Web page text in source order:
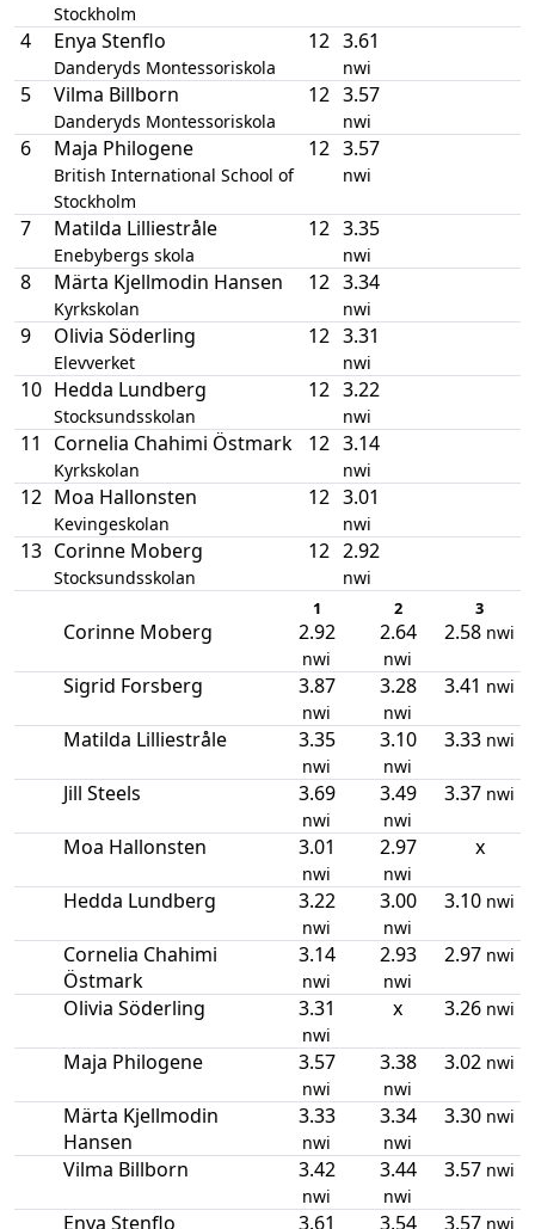
Stockholm
4 Enya Stenflo
Danderyds Montessoriskola
12 3.61
nwi
5 Vilma Billborn
Danderyds Montessoriskola
12 3.57
nwi
6 Maja Philogene
British International School of
Stockholm
12 3.57
nwi
7 Matilda Lilliestråle
Enebybergs skola
12 3.35
nwi
8 Märta Kjellmodin Hansen
Kyrkskolan
12 3.34
nwi
9 Olivia Söderling
Elevverket
12 3.31
nwi
10 Hedda Lundberg
Stocksundsskolan
12 3.22
nwi
11 Cornelia Chahimi Östmark
Kyrkskolan
12 3.14
nwi
12 Moa Hallonsten
Kevingeskolan
12 3.01
nwi
13 Corinne Moberg
Stocksundsskolan
12 2.92
nwi
1 2 3
Corinne Moberg 2.92
nwi
2.64
nwi
2.58 nwi
Sigrid Forsberg 3.87
nwi
3.28
nwi
3.41 nwi
Matilda Lilliestråle 3.35
nwi
3.10
nwi
3.33 nwi
Jill Steels 3.69
nwi
3.49
nwi
3.37 nwi
Moa Hallonsten 3.01
nwi
2.97
nwi
x
Hedda Lundberg 3.22
nwi
3.00
nwi
3.10 nwi
Cornelia Chahimi
Östmark
3.14
nwi
2.93
nwi
2.97 nwi
Olivia Söderling 3.31
nwi
x 3.26 nwi
Maja Philogene 3.57
nwi
3.38
nwi
3.02 nwi
Märta Kjellmodin
Hansen
3.33
nwi
3.34
nwi
3.30 nwi
Vilma Billborn 3.42
nwi
3.44
nwi
3.57 nwi
Enya Stenflo 3.61 3.54 3.57 nwi